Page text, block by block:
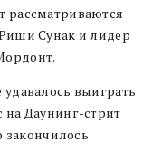
рассматриваются
Сунак и лидер
выиграть
Даунинг-стрит
закончилось